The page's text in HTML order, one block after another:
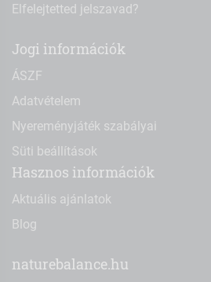
Elfelejtetted jelszavad?
Jogi információk
ÁSZF
Adatvételem
Nyereményjáték szabályai
Süti beállítások
Hasznos információk
Aktuális ajánlatok
Blog
naturebalance.hu